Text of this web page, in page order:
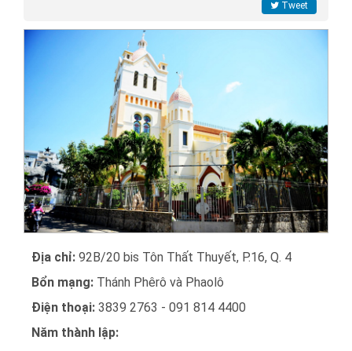
Tweet
Địa chỉ: 92B/20 bis Tôn Thất Thuyết, P.16, Q. 4
Bổn mạng: Thánh Phêrô và Phaolô
Điện thoại: 3839 2763 - 091 814 4400
Năm thành lập: